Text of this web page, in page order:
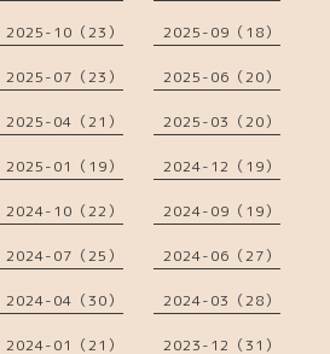
2025-10（23） 2025-09（18）
2025-07（23） 2025-06（20）
2025-04（21） 2025-03（20）
2025-01（19） 2024-12（19）
2024-10（22） 2024-09（19）
2024-07（25） 2024-06（27）
2024-04（30） 2024-03（28）
2024-01（21） 2023-12（31）